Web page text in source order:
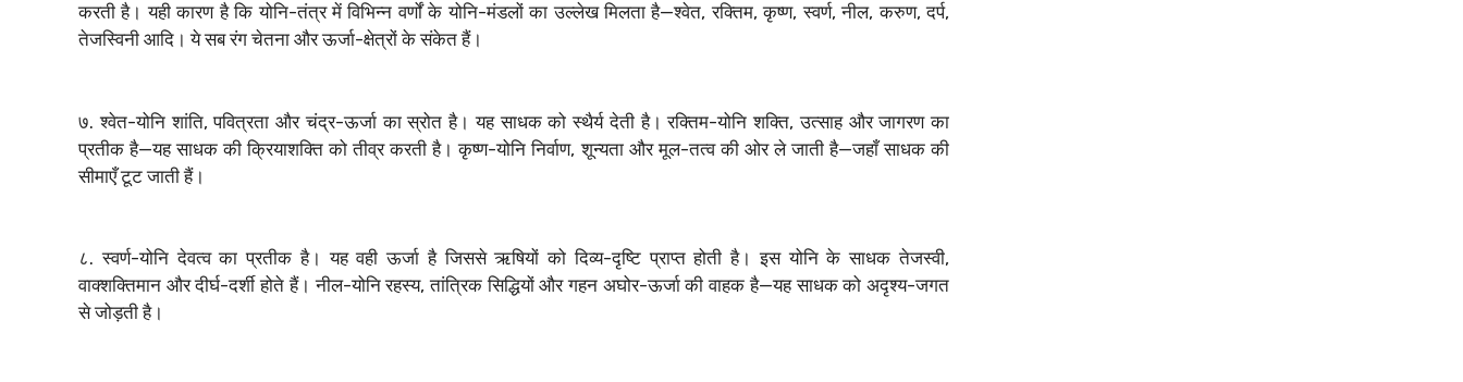
करती है। यही कारण है कि योनि-तंत्र में विभिन्न वर्णों के योनि-मंडलों का उल्लेख मिलता है—श्वेत, रक्तिम, कृष्ण, स्वर्ण, नील, करुण, दर्प,
तेजस्विनी आदि। ये सब रंग चेतना और ऊर्जा-क्षेत्रों के संकेत हैं।
७. श्वेत-योनि शांति, पवित्रता और चंद्र-ऊर्जा का स्रोत है। यह साधक को स्थैर्य देती है। रक्तिम-योनि शक्ति, उत्साह और जागरण का
प्रतीक है—यह साधक की क्रियाशक्ति को तीव्र करती है। कृष्ण-योनि निर्वाण, शून्यता और मूल-तत्व की ओर ले जाती है—जहाँ साधक की
सीमाएँ टूट जाती हैं।
८. स्वर्ण-योनि देवत्व का प्रतीक है। यह वही ऊर्जा है जिससे ऋषियों को दिव्य-दृष्टि प्राप्त होती है। इस योनि के साधक तेजस्वी,
वाक्शक्तिमान और दीर्घ-दर्शी होते हैं। नील-योनि रहस्य, तांत्रिक सिद्धियों और गहन अघोर-ऊर्जा की वाहक है—यह साधक को अदृश्य-जगत
से जोड़ती है।